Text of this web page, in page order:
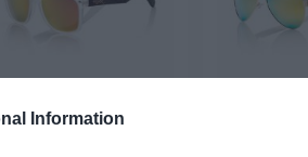
Information